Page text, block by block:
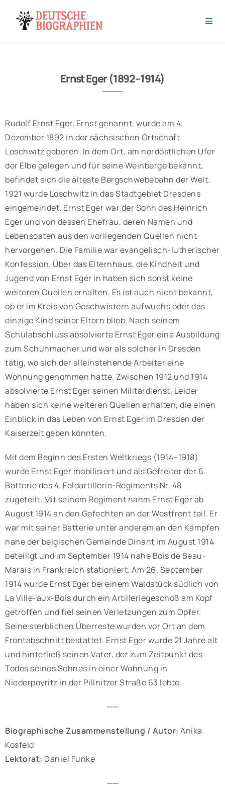
Ernst Eger (1892–1914)
Rudolf Ernst Eger, Ernst genannt, wurde am 4.
Dezember 1892 in der sächsischen Ortschaft
Loschwitz geboren. In dem Ort, am nordöstlichen Ufer
der Elbe gelegen und für seine Weinberge bekannt,
befindet sich die älteste Bergschwebebahn der Welt.
1921 wurde Loschwitz in das Stadtgebiet Dresdens
eingemeindet. Ernst Eger war der Sohn des Heinrich
Eger und von dessen Ehefrau, deren Namen und
Lebensdaten aus den vorliegenden Quellen nicht
hervorgehen. Die Familie war evangelisch-lutherischer
Konfession. Über das Elternhaus, die Kindheit und
Jugend von Ernst Eger in haben sich sonst keine
weiteren Quellen erhalten. Es ist auch nicht bekannt,
ob er im Kreis von Geschwistern aufwuchs oder das
einzige Kind seiner Eltern blieb. Nach seinem
Schulabschluss absolvierte Ernst Eger eine Ausbildung
zum Schuhmacher und war als solcher in Dresden
tätig, wo sich der alleinstehende Arbeiter eine
Wohnung genommen hatte. Zwischen 1912 und 1914
absolvierte Ernst Eger seinen Militärdienst. Leider
haben sich keine weiteren Quellen erhalten, die einen
Einblick in das Leben von Ernst Eger im Dresden der
Kaiserzeit geben könnten.
Mit dem Beginn des Ersten Weltkriegs (1914–1918)
wurde Ernst Eger mobilisiert und als Gefreiter der 6.
Batterie des 4. Feldartillerie-Regiments Nr. 48
zugeteilt. Mit seinem Regiment nahm Ernst Eger ab
August 1914 an den Gefechten an der Westfront teil. Er
war mit seiner Batterie unter anderem an den Kämpfen
nahe der belgischen Gemeinde Dinant im August 1914
beteiligt und im September 1914 nahe Bois de Beau-
Marais in Frankreich stationiert. Am 26. September
1914 wurde Ernst Eger bei einem Waldstück südlich von
La Ville-aux-Bois durch ein Artilleriegeschoß am Kopf
getroffen und fiel seinen Verletzungen zum Opfer.
Seine sterblichen Überreste wurden vor Ort an dem
Frontabschnitt bestattet. Ernst Eger wurde 21 Jahre alt
und hinterließ seinen Vater, der zum Zeitpunkt des
Todes seines Sohnes in einer Wohnung in
Niederpoyritz in der Pillnitzer Straße 63 lebte.
——
Biographische Zusammenstellung / Autor: Anika
Kosfeld
Lektorat: Daniel Funke
——